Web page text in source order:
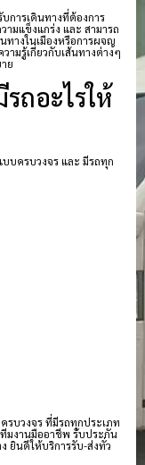
การเดินทางที่ต้องการ
มแข็งแกร่ง และ สามารถ
ทางในเมืองหรือการผจญ
มรู้เกี่ยวกับเส้นทางต่างๆ
ย
ถอะไรให้
บครบวงจร และ มีรถทุก
รบวงจร ที่มีรถทุกประเภท
ทีมงานมืออาชีพ รับประกัน
ยินดีให้บริการรับ-ส่งทั่ว